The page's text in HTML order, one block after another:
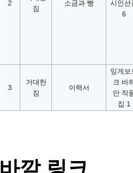
2
짐
소금과 빵
시인선
6
3
거대한
짐
이력서
잉게보
크 바
만 작
집 1
바깥 링크